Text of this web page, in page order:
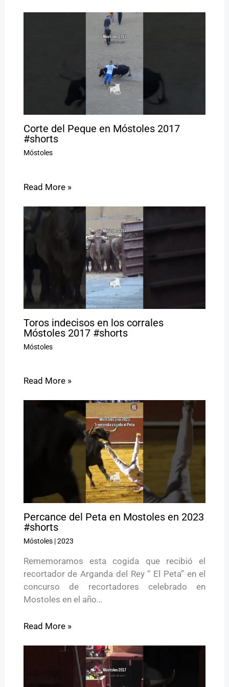
Corte del Peque en Móstoles 2017
#shorts
Móstoles
Read More »
Toros indecisos en los corrales
Móstoles 2017 #shorts
Móstoles
Read More »
Percance del Peta en Mostoles en 2023
#shorts
Móstoles|2023
Rememoramos esta cogida que recibió el
recortador de Arganda del Rey “ El Peta” en el
concurso de recortadores celebrado en
Mostoles en el año…
Read More »